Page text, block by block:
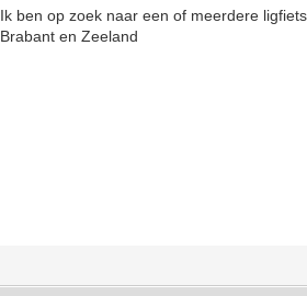
Ik ben op zoek naar een of meerdere
Brabant en Zeeland